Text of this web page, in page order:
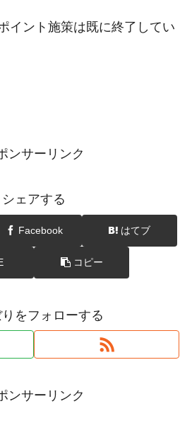
イント施策は既に終了してい
ンサーリンク
シェアする
Facebook はてブ
コピー
をフォローする
ンサーリンク